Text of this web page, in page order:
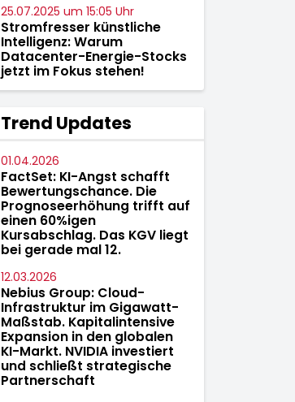
25.07.2025 um 15:05 Uhr
Stromfresser künstliche
Intelligenz: Warum
Datacenter-Energie-Stocks
jetzt im Fokus stehen!
Trend Updates
01.04.2026
FactSet: KI-Angst schafft
Bewertungschance. Die
Prognoseerhöhung trifft auf
einen 60%igen
Kursabschlag. Das KGV liegt
bei gerade mal 12.
12.03.2026
Nebius Group: Cloud-
Infrastruktur im Gigawatt-
Maßstab. Kapitalintensive
Expansion in den globalen
KI-Markt. NVIDIA investiert
und schließt strategische
Partnerschaft